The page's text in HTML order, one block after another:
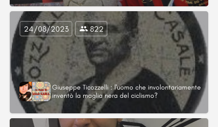
Giuseppe Ticozzelli : l'uomo che involontariamente
inventò la maglia nera del ciclismo?
24/08/2023 822